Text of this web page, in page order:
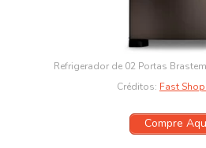
Refrigerador de 02 Portas
Créditos: Fast
Compre